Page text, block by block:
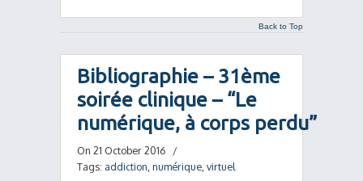
Back to Top
Bibliographie – 31ème
soirée clinique – “Le
numérique, à corps perdu”
On 21 October 2016
/
Tags: addiction numérique virtuel